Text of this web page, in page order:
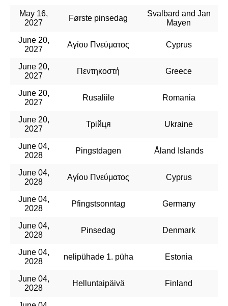
May 16,
2027
Første pinsedag
Svalbard and Jan
Mayen
June 20,
2027
Αγίου Πνεύματος Cyprus
June 20,
2027
Πεντηκοστή Greece
June 20,
2027
Rusaliile Romania
June 20,
2027
Трійця Ukraine
June 04,
2028
Pingstdagen Åland Islands
June 04,
2028
Αγίου Πνεύματος Cyprus
June 04,
2028
Pfingstsonntag Germany
June 04,
2028
Pinsedag Denmark
June 04,
2028
nelipühade 1. püha Estonia
June 04,
2028
Helluntaipäivä Finland